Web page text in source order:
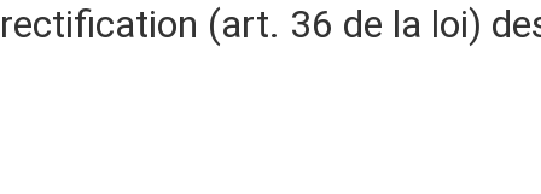
rectification (art. 36 de la loi)